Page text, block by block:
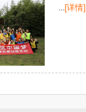
...[详情]